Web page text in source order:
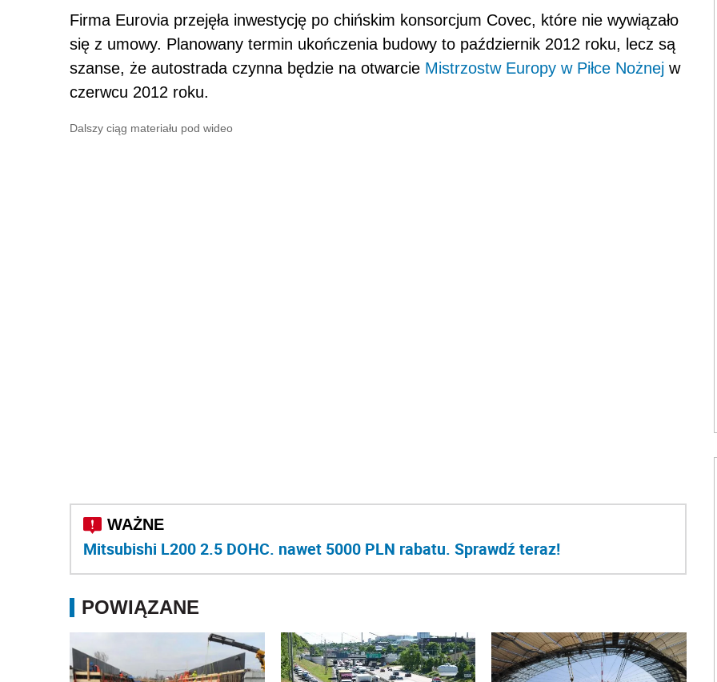
Firma Eurovia przejęła inwestycję po chińskim konsorcjum Covec, które nie wywiązało
się z umowy. Planowany termin ukończenia budowy to październik 2012 roku, lecz są
szanse, że autostrada czynna będzie na otwarcie Mistrzostw Europy w Piłce Nożnej w
czerwcu 2012 roku.
Dalszy ciąg materiału pod wideo
Mitsubishi L200 2.5 DOHC. nawet 5000 PLN rabatu. Sprawdź teraz!
POWIĄZANE